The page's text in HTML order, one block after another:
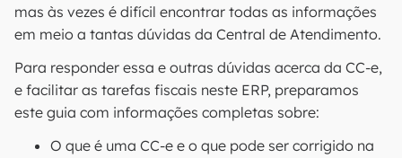
mas às vezes é difícil encontrar todas as informações
em meio a tantas dúvidas da Central de Atendimento.
Para responder essa e outras dúvidas acerca da CC-e,
e facilitar as tarefas fiscais neste ERP, preparamos
este guia com informações completas sobre:
O que é uma CC-e e o que pode ser corrigido na